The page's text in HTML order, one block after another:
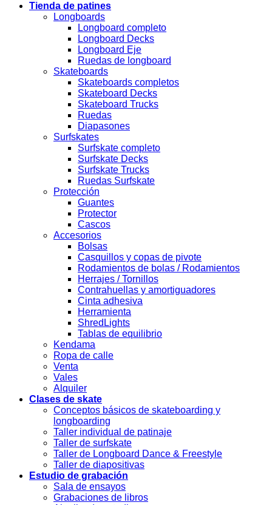
Tienda de patines
Longboards
Longboard completo
Longboard Decks
Longboard Eje
Ruedas de longboard
Skateboards
Skateboards completos
Skateboard Decks
Skateboard Trucks
Ruedas
Diapasones
Surfskates
Surfskate completo
Surfskate Decks
Surfskate Trucks
Ruedas Surfskate
Protección
Guantes
Protector
Cascos
Accesorios
Bolsas
Casquillos y copas de pivote
Rodamientos de bolas / Rodamientos
Herrajes / Tornillos
Contrahuellas y amortiguadores
Cinta adhesiva
Herramienta
ShredLights
Tablas de equilibrio
Kendama
Ropa de calle
Venta
Vales
Alquiler
Clases de skate
Conceptos básicos de skateboarding y
longboarding
Taller individual de patinaje
Taller de surfskate
Taller de Longboard Dance & Freestyle
Taller de diapositivas
Estudio de grabación
Sala de ensayos
Grabaciones de libros